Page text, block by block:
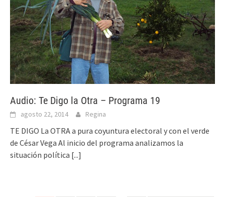
Audio: Te Digo la Otra – Programa 19
agosto 22, 2014 Regina
TE DIGO La OTRA a pura coyuntura electoral y con el verde
de César Vega Al inicio del programa analizamos la
situación política [...]